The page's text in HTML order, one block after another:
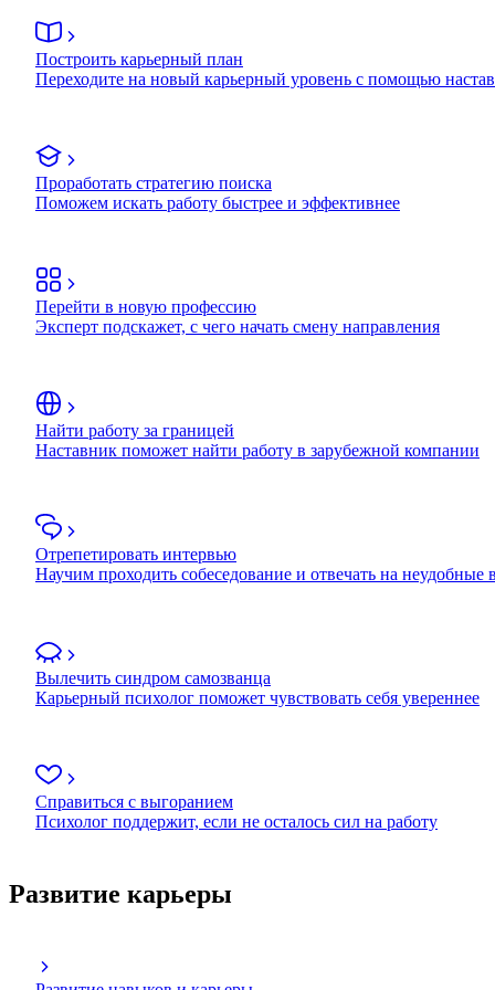
Построить карьерный план
Переходите на новый карьерный уровень с помощью
Проработать стратегию поиска
Поможем искать работу быстрее и эффективнее
Перейти в новую профессию
Эксперт подскажет, с чего начать смену направления
Найти работу за границей
Наставник поможет найти работу в зарубежной компании
Отрепетировать интервью
Научим проходить собеседование и отвечать на неудобные
Вылечить синдром самозванца
Карьерный психолог поможет чувствовать себя увереннее
Справиться с выгоранием
Психолог поддержит, если не осталось сил на работу
Развитие карьеры